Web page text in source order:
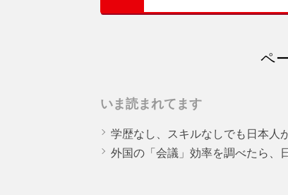
ペ
いま読まれてます
学歴なし、スキルなしでも日本人
外国の「会議」効率を調べたら、